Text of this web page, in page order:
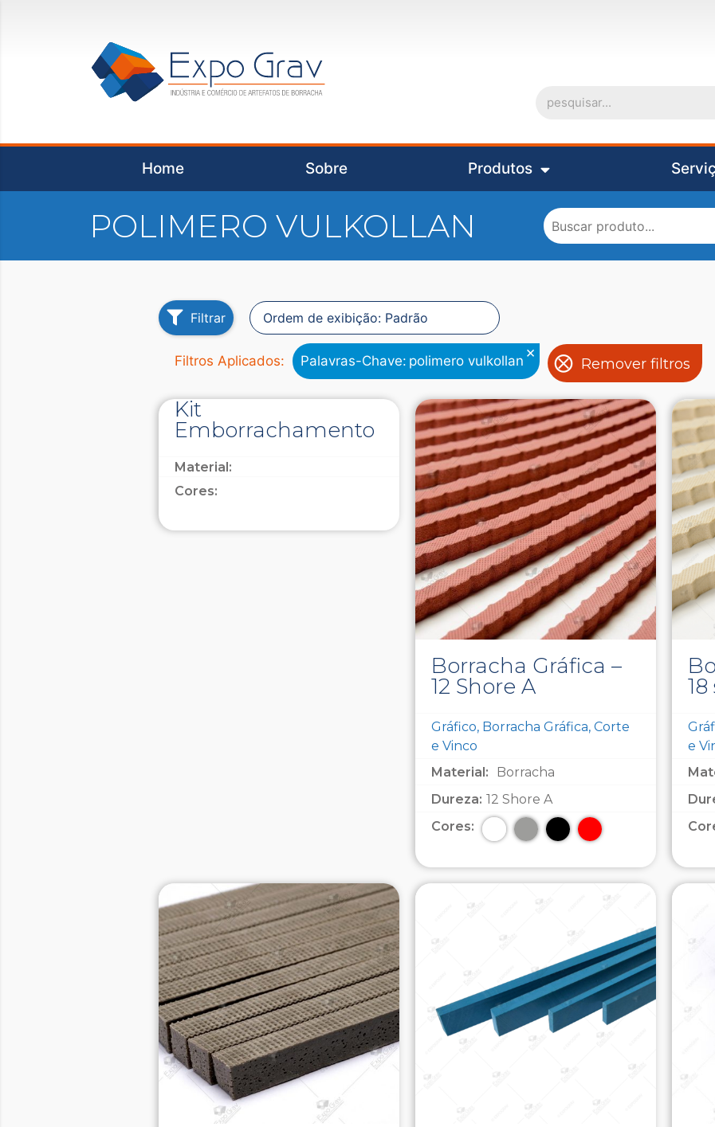
Home Sobre Produtos
POLIMERO VULKOLLAN
Filtrar
Filtros Aplicados: Palavras-Chave: polimero vulkollan ×
Remover filtros
Kit
Emborrachamento
Material:
Cores:
Borracha Gráfica –
12 Shore A
Gráfico, Borracha Gráfica, Corte
e Vinco
Material:
Borracha
Dureza: 12 Shore A
Cores:
e